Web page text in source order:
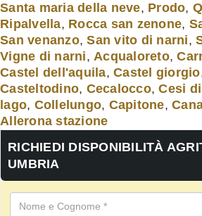
Santa maria della neve, Prodo,
Ripalvella, Rocca san zenone,
San venanzo,San vito di narni,
Vigne di narni, Acqualoreto,
Castel dell'aquila, Castel giorgio
Casteltodino, Cecalocco,Cesi
lago, Collelungo, Capitone,
Allerona stazione
RICHIEDI DISPONIBILITÀ
UMBRIA